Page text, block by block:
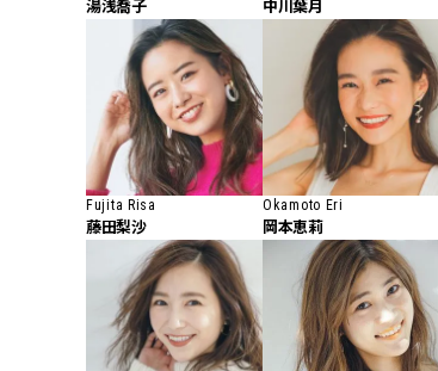
湯浅喬子 中川葉月
Fujita Risa
藤田梨沙
Okamoto Eri
岡本恵莉